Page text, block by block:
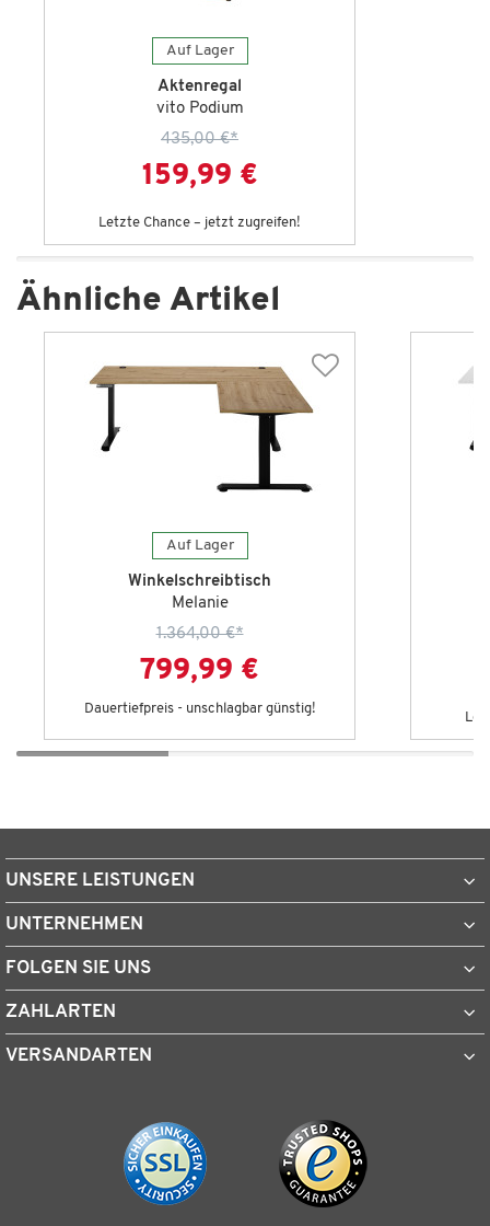
Auf Lager
Aktenregal
vito Podium
435,00 €*
159,99 €
Letzte Chance – jetzt zugreifen!
Ähnliche Artikel
Auf Lager
Winkelschreibtisch
Melanie
1.364,00 €*
799,99 €
Dauertiefpreis - unschlagbar günstig!
UNSERE LEISTUNGEN
UNTERNEHMEN
FOLGEN SIE UNS
ZAHLARTEN
VERSANDARTEN